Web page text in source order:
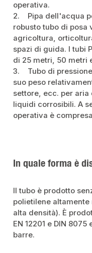
operativa.
2. Pipa dell'acqua
robusto tubo di posa
agricoltura,
spazi di guida. I tubi
di 25 metri, 50 metri
3. Tubo di pressione
suo peso
settore, ecc. per
liquidi corrosibili. A
operativa è
In quale forma è
Il tubo è prodotto
polietilene altamente
alta densità). È
EN 12201 e DIN
barre.